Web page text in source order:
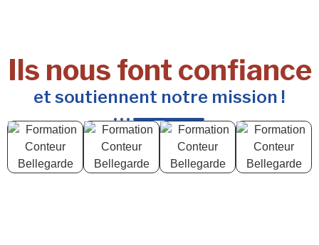
Ils nous font confiance
et soutiennent notre mission !